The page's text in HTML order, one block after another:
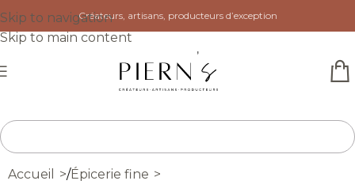
Skip to navigation
Skip to main content
Créateurs, artisans, producteurs d’exception
Accueil /Épicerie fine